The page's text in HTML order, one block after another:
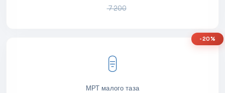
7 200
МРТ малого таза
-20%